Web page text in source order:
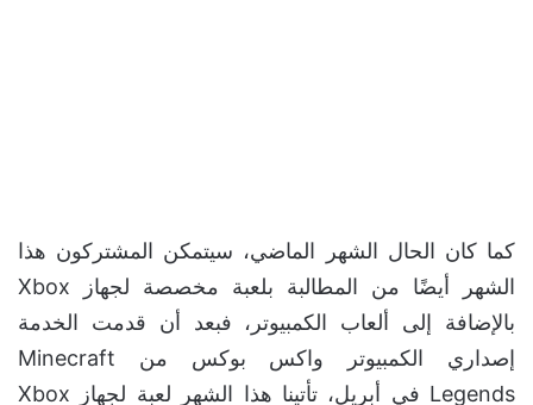
كما كان الحال الشهر الماضي، سيتمكن المشتركون هذا
الشهر أيضًا من المطالبة بلعبة مخصصة لجهاز Xbox
بالإضافة إلى ألعاب الكمبيوتر، فبعد أن قدمت الخدمة
إصداري الكمبيوتر واكس بوكس من Minecraft
Legends في أبريل، تأتينا هذا الشهر لعبة لجهاز Xbox